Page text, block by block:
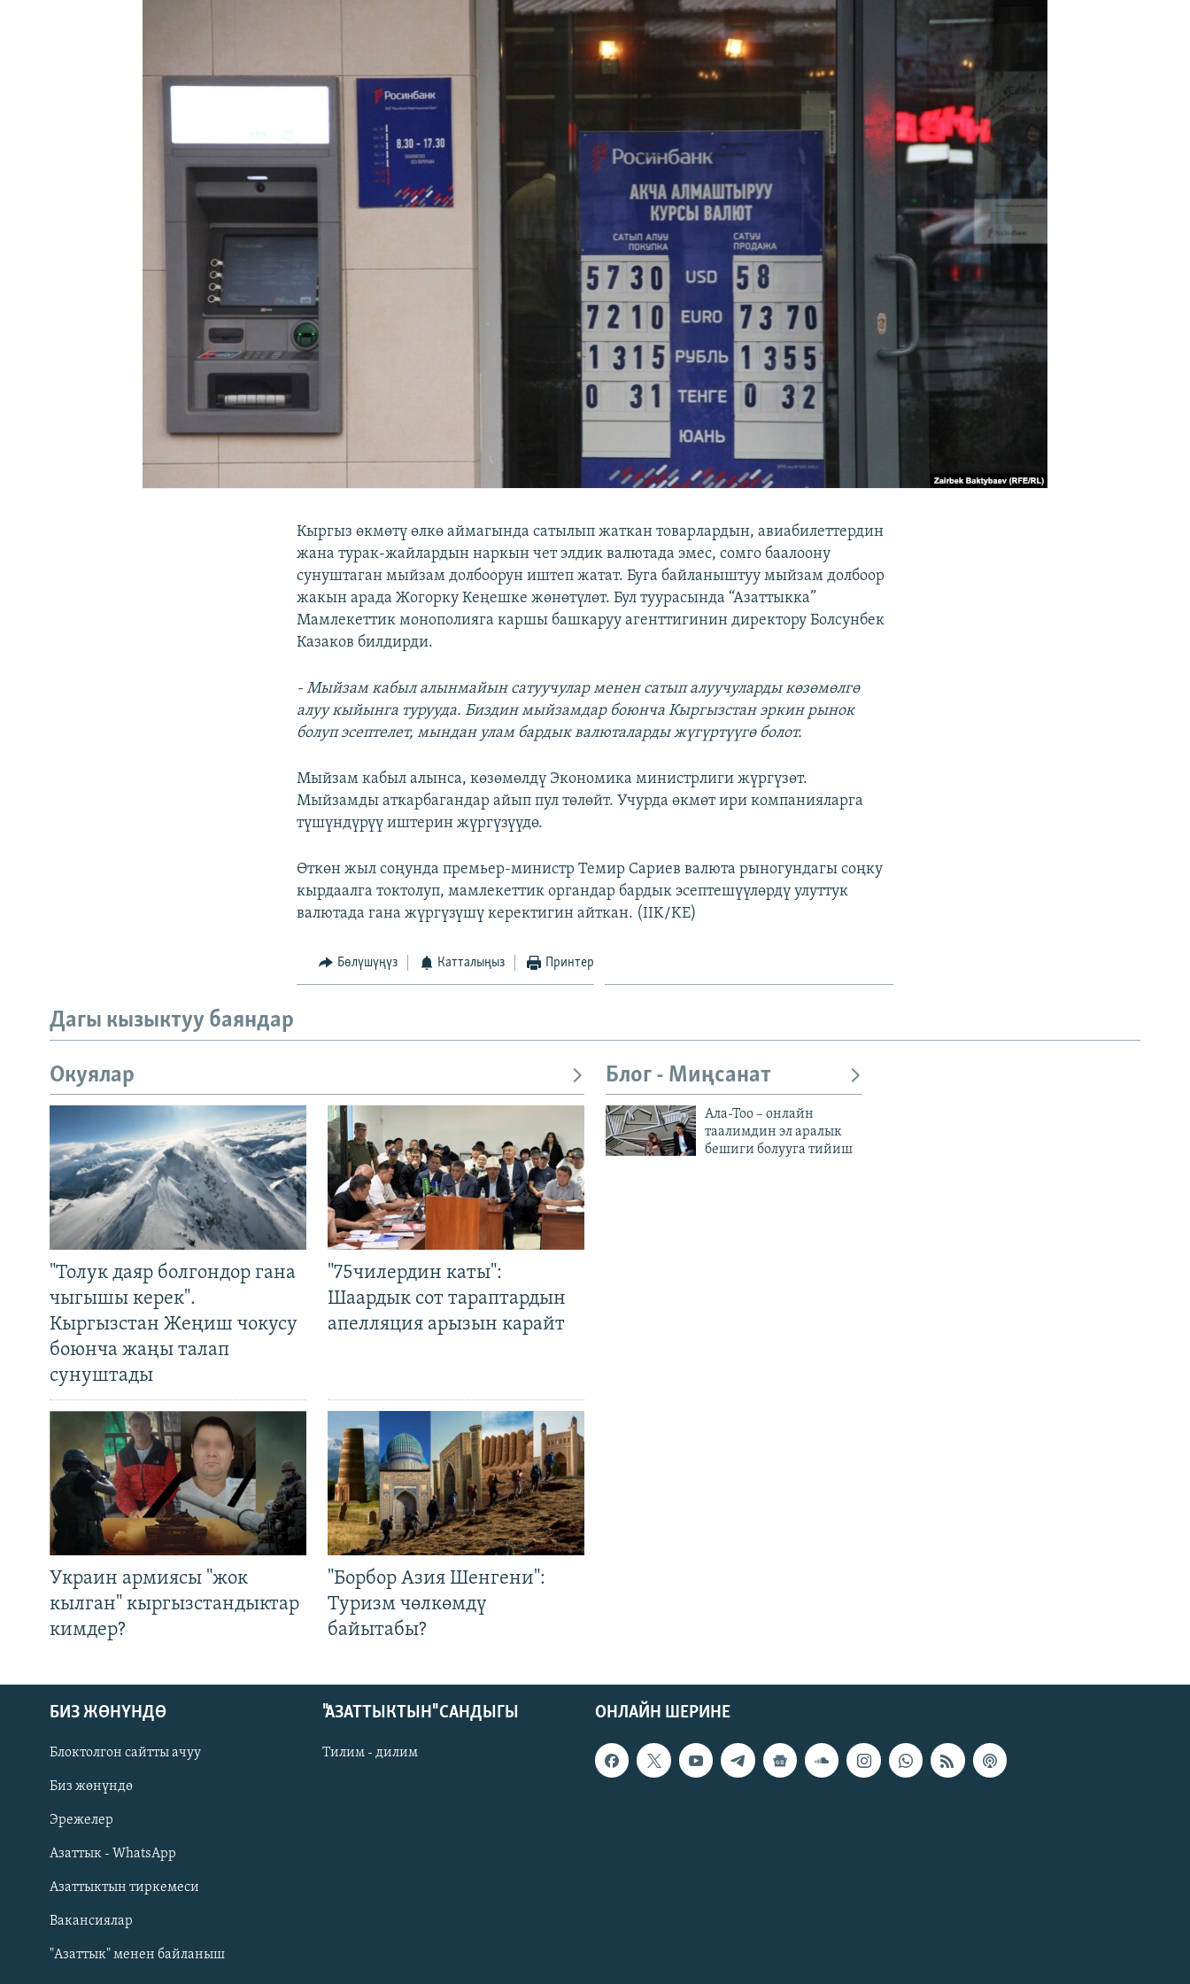
Русский
ОНЛАЙН ШЕРИНЕ
Кыргыз өкмөтү өлкө аймагында сатылып жаткан товарлардын, авиабилеттердин
жана турак-жайлардын наркын чет элдик валютада эмес, сомго баалоону
сунуштаган мыйзам долбоорун иштеп жатат. Буга байланыштуу мыйзам долбоор
жакын арада Жогорку Кеңешке жөнөтүлөт. Бул туурасында “Азаттыкка”
Мамлекеттик монополияга каршы башкаруу агенттигинин директору Болсунбек
Казаков билдирди.
- Мыйзам кабыл алынмайын сатуучулар менен сатып алуучуларды көзөмөлгө
алуу кыйынга турууда. Биздин мыйзамдар боюнча Кыргызстан эркин рынок
болуп эсептелет, мындан улам бардык валюталарды жүгүртүүгө болот.
Мыйзам кабыл алынса, көзөмөлдү Экономика министрлиги жүргүзөт.
Мыйзамды аткарбагандар айып пул төлөйт. Учурда өкмөт ири компанияларга
түшүндүрүү иштерин жүргүзүүдө.
Өткөн жыл соңунда премьер-министр Темир Сариев валюта рыногундагы соңку
кырдаалга токтолуп, мамлекеттик органдар бардык эсептешүүлөрдү улуттук
валютада гана жүргүзүшү керектигин айткан. (IIK/KE)
Бөлүшүңүз Катталыңыз Принтер
Дагы кызыктуу баяндар
Окуялар
"Толук даяр болгондор гана
чыгышы керек".
Кыргызстан Жеңиш чокусу
боюнча жаңы талап
сунуштады
"75чилердин каты":
Шаардык сот тараптардын
апелляция арызын карайт
Украин армиясы "жок
кылган" кыргызстандыктар
кимдер?
"Борбор Азия Шенгени":
Туризм чөлкөмдү
байытабы?
Блог - Миңсанат
Ала-Тоо – онлайн
таалимдин эл аралык
бешиги болууга тийиш
ОНЛАЙН ШЕРИНЕ
БИЗ ЖӨНҮНДӨ
Блоктолгон сайтты ачуу
Биз жөнүндө
Эрежелер
Азаттык - WhatsApp
Азаттыктын тиркемеси
Вакансиялар
"Азаттык" менен байланыш
"АЗАТТЫКТЫН" САНДЫГЫ
Тилим - дилим